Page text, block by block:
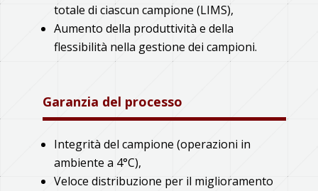
totale di ciascun campione (LIMS),
Aumento della produttività e della
flessibilità nella gestione dei campioni.
Garanzia del processo
Integrità del campione (operazioni in
ambiente a 4°C),
Veloce distribuzione per il miglioramento